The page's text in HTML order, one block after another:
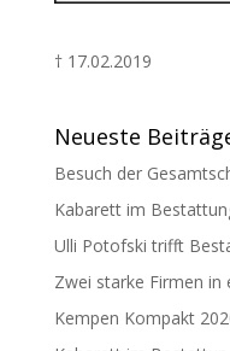
† 17.02.2019
Neueste
Besuch der
Kabarett im
Ulli Potofski trifft
Zwei starke Firmen in
Kempen Kompakt